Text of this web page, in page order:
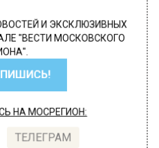
И ЭКСКЛЮЗИВНЫХ
"ВЕСТИ МОСКОВСКОГО
НА МОСРЕГИОН:
ТЕЛЕГРАМ